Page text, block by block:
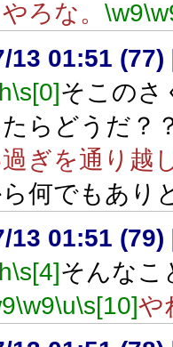
ろな。 \w9
13 01:51 (77)
\s[0]そこのさ
たらどうだ？
ぎを通り越
何でもあり
13 01:51 (79)
\s[4]そんなこ
\w9\u\s[10]や